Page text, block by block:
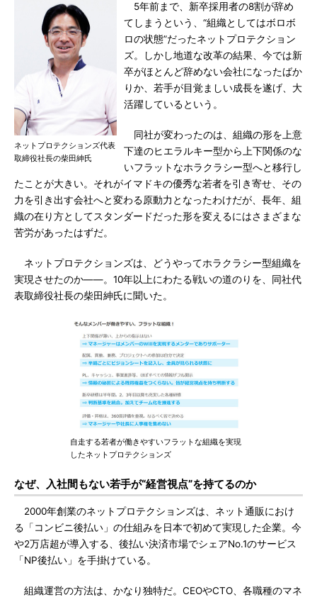
ネットプロテクションズ代表
取締役社長の柴田紳氏
5年前まで、新卒採用者の8割が辞め
てしまうという、“組織としてはボロボ
ロの状態”だったネットプロテクション
ズ。しかし地道な改革の結果、今では新
卒がほとんど辞めない会社になったばか
りか、若手が目覚ましい成長を遂げ、大
活躍しているという。
同社が変わったのは、組織の形を上意
下達のヒエラルキー型から上下関係のな
いフラットなホラクラシー型へと移行し
たことが大きい。それがイマドキの優秀な若者を引き寄せ、その
力を引き出す会社へと変わる原動力となったわけだが、長年、組
織の在り方としてスタンダードだった形を変えるにはさまざまな
苦労があったはずだ。
ネットプロテクションズは、どうやってホラクラシー型組織を
実現させたのか――。10年以上にわたる戦いの道のりを、同社代
表取締役社長の柴田紳氏に聞いた。
自走する若者が働きやすいフラットな組織を実現
したネットプロテクションズ
なぜ、入社間もない若手が“経営視点”を持てるのか
2000年創業のネットプロテクションズは、ネット通販におけ
る「コンビニ後払い」の仕組みを日本で初めて実現した企業。今
や2万店超が導入する、後払い決済市場でシェアNo.1のサービス
「NP後払い」を手掛けている。
組織運営の方法は、かなり独特だ。CEOやCTO、各職種のマネ